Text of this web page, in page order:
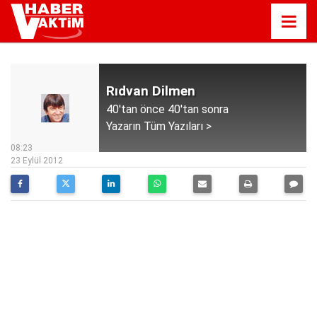
Rıdvan Dilmen
40'tan önce 40'tan sonra
Yazarın Tüm Yazıları >
08:23
23 Eylül 2012